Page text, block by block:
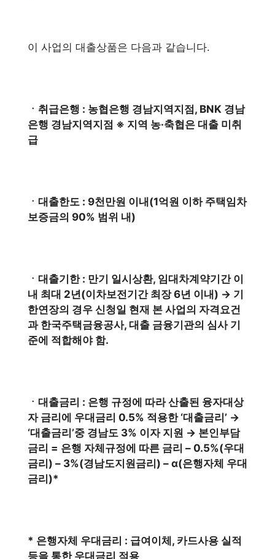
이 사업의 대출상품은 다음과 같습니다.
ㆍ취급은행 : 농협은행 경남지역지점, BNK 경남
은행 경남지역지점 ※ 지역 농·축협은 대출 미취
급
ㆍ대출한도 : 9천만원 이내(1억원 이하 주택임차
보증금의 90% 범위 내)
ㆍ대출기한 : 만기 일시상환, 임대차계약기간 이
내 최대 2년(이차보전기간 최장 6년 이내) → 기
한연장의 경우 신청일 현재 본 사업의 자격요건
과 한국주택금융공사, 대출 금융기관의 심사 기
준에 적합해야 함.​
ㆍ대출금리 : 은행 규정에 따라 산출된 융자대상
자 금리에 우대금리 0.5% 적용한 ‘대출금리’ →
‘대출금리’중 경남도 3% 이자 지원 → 본인부담
금리 = 은행 자체규정에 따른 금리 – 0.5%(우대
금리) – 3%(경남도지원금리) – α(은행자체 우대
금리)*
* 은행자체 우대금리 : 급여이체, 카드사용 실적
등을 통한 우대금리 적용